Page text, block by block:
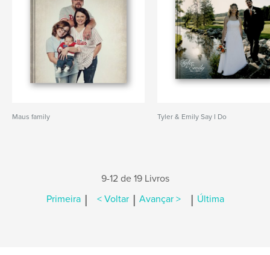
Maus family Tyler & Emily Say I Do
9-12 de 19 Livros
Primeira | < Voltar | Avançar > | Última